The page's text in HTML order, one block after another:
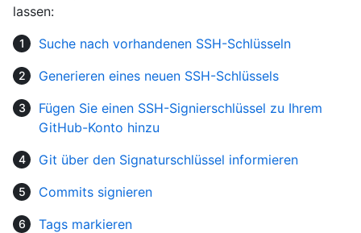
lassen:
Suche nach vorhandenen SSH-Schlüsseln
Generieren eines neuen SSH-Schlüssels
Fügen Sie einen SSH-Signierschlüssel zu Ihrem
GitHub-Konto hinzu
Git über den Signaturschlüssel informieren
Commits signieren
Tags markieren